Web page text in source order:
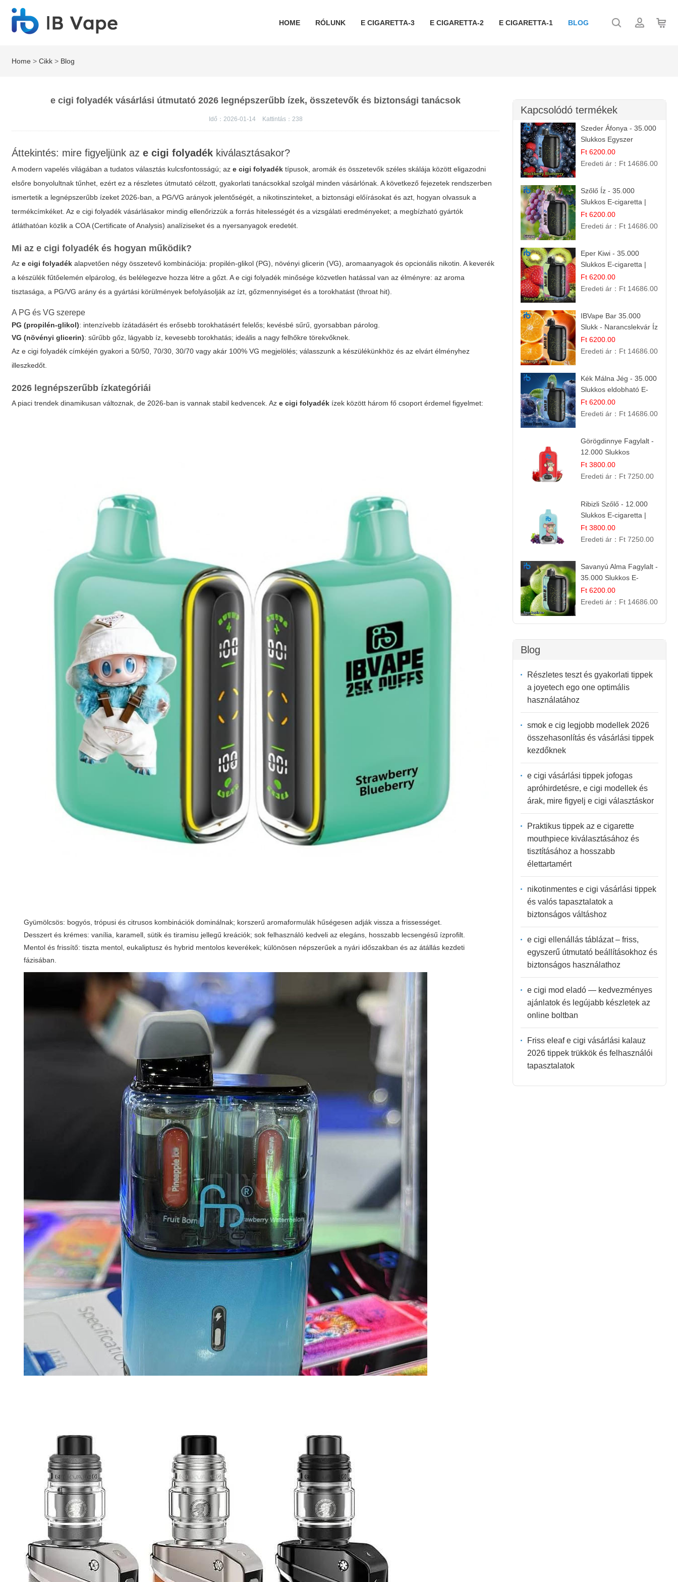
HOME RÓLUNK E CIGARETTA-3 E CIGARETTA-2 E CIGARETTA-1 BLOG
Home >Cikk > Blog
e cigi folyadék vásárlási útmutató 2026 legnépszerűbb ízek, összetevők és biztonsági tanácsok
Idő：2026-01-14 Kattintás： 238
Áttekintés: mire figyeljünk aze cigi folyadék kiválasztásakor?
A modern vapelés világában a tudatos választás kulcsfontosságú; aze cigi folyadék típusok, aromák és összetevők széles skálája között eligazodni
elsőre bonyolultnak tűnhet, ezért ez a részletes útmutató célzott, gyakorlati tanácsokkal szolgál minden vásárlónak. A következő fejezetek rendszerben
ismertetik a legnépszerűbb ízeket 2026-ban, a PG/VG arányok jelentőségét, a nikotinszinteket, a biztonsági előírásokat és azt, hogyan olvassuk a
termékcímkéket. Aze cigi folyadék vásárlásakor mindig ellenőrizzük a forrás hitelességét és a vizsgálati eredményeket; a megbízható gyártók
átláthatóan közlik a COA (Certificate of Analysis) analíziseket és a nyersanyagok eredetét.
Mi aze cigi folyadék és hogyan működik?
Aze cigi folyadék alapvetően négy összetevő kombinációja: propilén-glikol (PG), növényi glicerin (VG), aromaanyagok és opcionális nikotin. A keverék
a készülék fűtőelemén elpárolog, és belélegezve hozza létre a gőzt. Ae cigi folyadék minősége közvetlen hatással van az élményre: az aroma
tisztasága, a PG/VG arány és a gyártási körülmények befolyásolják az ízt, gőzmennyiséget és a torokhatást (throat hit).
A PG és VG szerepe
PG (propilén-glikol): intenzívebb ízátadásért és erősebb torokhatásért felelős; kevésbé sűrű, gyorsabban párolog.
VG (növényi glicerin): sűrűbb gőz, lágyabb íz, kevesebb torokhatás; ideális a nagy felhőkre törekvőknek.
Aze cigi folyadék címkéjén gyakori a 50/50, 70/30, 30/70 vagy akár 100% VG megjelölés; válasszunk a készülékünkhöz és az elvárt élményhez
illeszkedőt.
2026 legnépszerűbb ízkategóriái
A piaci trendek dinamikusan változnak, de 2026-ban is vannak stabil kedvencek. Aze cigi folyadék ízek között három fő csoport érdemel figyelmet:
Gyümölcsös: bogyós, trópusi és citrusos kombinációk dominálnak; korszerű aromaformulák hűségesen adják vissza a frissességet.
Desszert és krémes: vanília, karamell, sütik és tiramisu jellegű kreációk; sok felhasználó kedveli az elegáns, hosszabb lecsengésű ízprofilt.
Mentol és frissítő: tiszta mentol, eukaliptusz és hybrid mentolos keverékek; különösen népszerűek a nyári időszakban és az átállás kezdeti
fázisában.
Kapcsolódó termékek
Szeder Áfonya - 35.000
Slukkos Egyszer
Használatos E-cigaretta
| Prémium Ízélmény
Ft 6200.00
Eredeti ár： Ft 14686.00
Szőlő Íz - 35.000
Slukkos E-cigaretta |
Friss Gyümölcs Aroma
Ft 6200.00
Eredeti ár： Ft 14686.00
Eper Kiwi - 35.000
Slukkos E-cigaretta |
IBVape Bar Friss
Gyümölcs Ízek
Ft 6200.00
Eredeti ár： Ft 14686.00
IBVape Bar 35.000
Slukk - Narancslekvár Íz
| Prémium E-cigaretta
Ft 6200.00
Eredeti ár： Ft 14686.00
Kék Málna Jég - 35.000
Slukkos eldobható E-
cigaretta | Frissítő
Ízélmény
Ft 6200.00
Eredeti ár： Ft 14686.00
Görögdinnye Fagylalt -
12.000 Slukkos
eldobható e-Cigaretta
Ft 3800.00
Eredeti ár： Ft 7250.00
Ribizli Szőlő - 12.000
Slukkos E-cigaretta |
Kifinomult Gyümölcs Íz
Ft 3800.00
Eredeti ár： Ft 7250.00
Savanyú Alma Fagylalt -
35.000 Slukkos E-
cigaretta | IBVape Bar
Ft 6200.00
Eredeti ár： Ft 14686.00
Blog
Részletes teszt és gyakorlati tippek
a joyetech ego one optimális
használatához
smok e cig legjobb modellek 2026
összehasonlítás és vásárlási tippek
kezdőknek
e cigi vásárlási tippek jofogas
apróhirdetésre, e cigi modellek és
árak, mire figyelj e cigi választáskor
Praktikus tippek az e cigarette
mouthpiece kiválasztásához és
tisztításához a hosszabb
élettartamért
nikotinmentes e cigi vásárlási tippek
és valós tapasztalatok a
biztonságos váltáshoz
e cigi ellenállás táblázat – friss,
egyszerű útmutató beállításokhoz és
biztonságos használathoz
e cigi mod eladó — kedvezményes
ajánlatok és legújabb készletek az
online boltban
Friss eleaf e cigi vásárlási kalauz
2026 tippek trükkök és felhasználói
tapasztalatok